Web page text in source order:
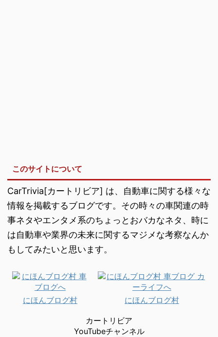
このサイトについて
CarTrivia[カートリビア] は、自動車に関する様々な
情報を掲載するブログです。その時々の車関連の時
事ネタやエンタメ系のちょっとおバカなネタ、時に
は自動車や業界の未来に関するマジメな考察なんか
もしてみたいと思います。
にほんブログ村 にほんブログ村
カートリビア
YouTubeチャンネル